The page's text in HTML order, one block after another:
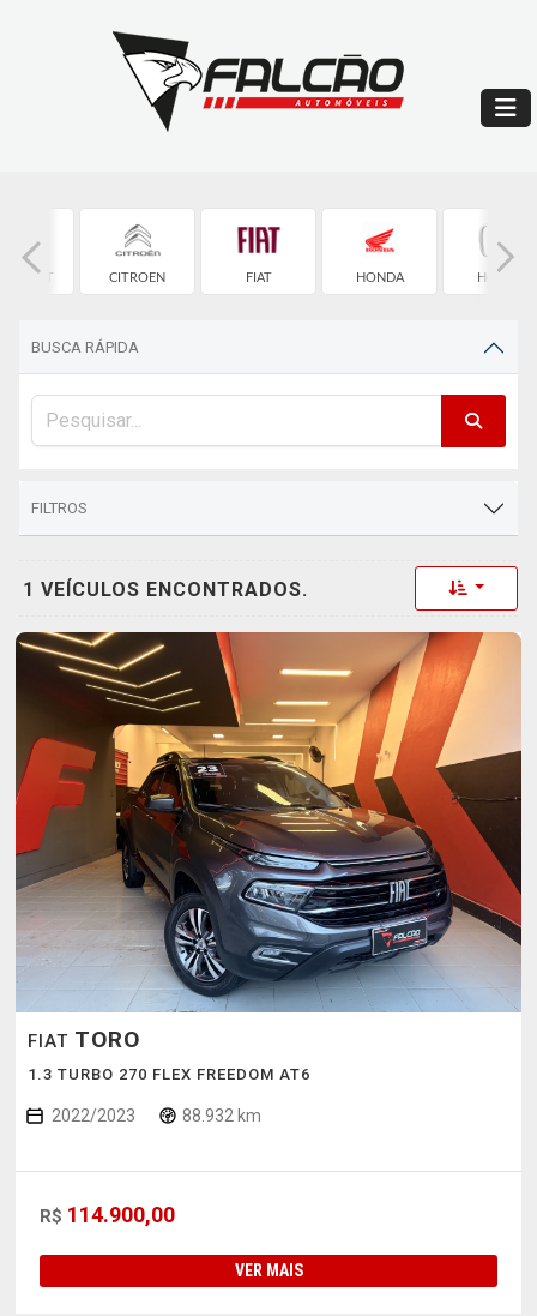
CITROEN FIAT HONDA HONDA
BUSCA RÁPIDA
FILTROS
1 VEÍCULOS ENCONTRADOS. Toggle
FIAT TORO
1.3 TURBO 270 FLEX FREEDOM AT6
2022/2023 88.932 km
R$ 114.900,00
VER MAIS